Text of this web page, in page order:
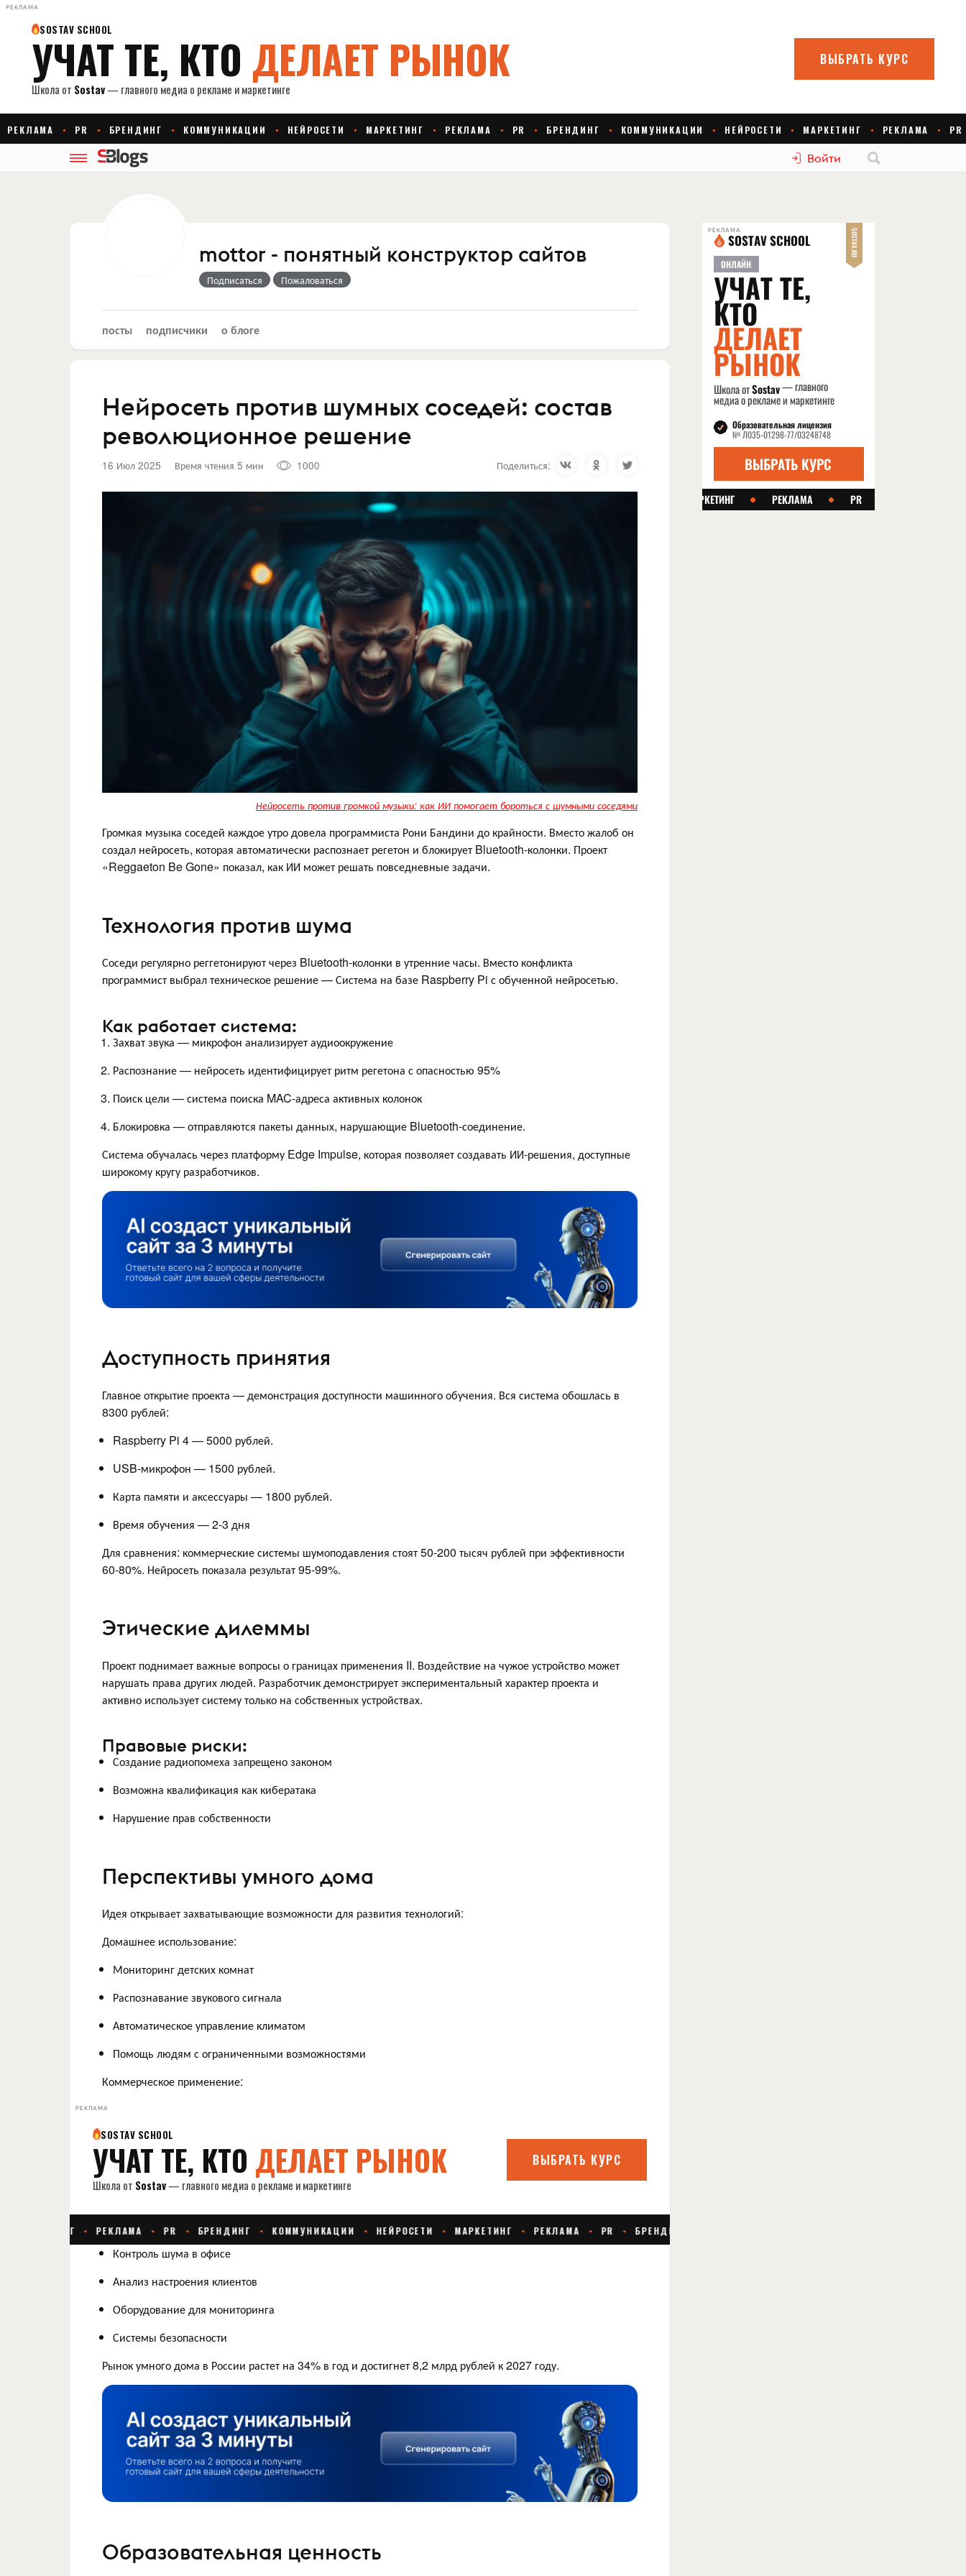
РЕКЛАМА
Войти
mottor - понятный конструктор сайтов
Подписаться Пожаловаться
посты подписчики о блоге
Нейросеть против шумных соседей: состав
революционное решение
16 Июл 2025 Время чтения 5 мин 1000 Поделиться:
Нейросеть против громкой музыки: как ИИ помогает бороться с шумными соседями
Громкая музыка соседей каждое утро довела программиста Рони Бандини до крайности. Вместо жалоб он
создал нейросеть, которая автоматически распознает регетон и блокирует Bluetooth-колонки. Проект
«Reggaeton Be Gone» показал, как ИИ может решать повседневные задачи.
Технология против шума
Соседи регулярно реггетонируют через Bluetooth-колонки в утренние часы. Вместо конфликта
программист выбрал техническое решение — Система на базе Raspberry Pi с обученной нейросетью.
Как работает система:
Захват звука — микрофон анализирует аудиоокружение
Распознание — нейросеть идентифицирует ритм регетона с опасностью 95%
Поиск цели — система поиска MAC-адреса активных колонок
Блокировка — отправляются пакеты данных, нарушающие Bluetooth-соединение.
Система обучалась через платформу Edge Impulse, которая позволяет создавать ИИ-решения, доступные
широкому кругу разработчиков.
Доступность принятия
Главное открытие проекта — демонстрация доступности машинного обучения. Вся система обошлась в
8300 рублей:
Raspberry Pi 4 — 5000 рублей.
USB-микрофон — 1500 рублей.
Карта памяти и аксессуары — 1800 рублей.
Время обучения — 2-3 дня
Для сравнения: коммерческие системы шумоподавления стоят 50-200 тысяч рублей при эффективности
60-80%. Нейросеть показала результат 95-99%.
Этические дилеммы
Проект поднимает важные вопросы о границах применения II. Воздействие на чужое устройство может
нарушать права других людей. Разработчик демонстрирует экспериментальный характер проекта и
активно использует систему только на собственных устройствах.
Правовые риски:
Создание радиопомеха запрещено законом
Возможна квалификация как кибератака
Нарушение прав собственности
Перспективы умного дома
Идея открывает захватывающие возможности для развития технологий:
Домашнее использование:
Мониторинг детских комнат
Распознавание звукового сигнала
Автоматическое управление климатом
Помощь людям с ограниченными возможностями
Коммерческое применение:
РЕКЛАМА
Контроль шума в офисе
Анализ настроения клиентов
Оборудование для мониторинга
Системы безопасности
Рынок умного дома в России растет на 34% в год и достигнет 8,2 млрд рублей к 2027 году.
Образовательная ценность
РЕКЛАМА